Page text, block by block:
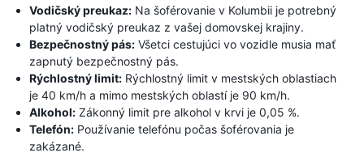
Vodičský preukaz: Na šoférovanie v Kolumbii je potrebný
platný vodičský preukaz z vašej domovskej krajiny.
Bezpečnostný pás: Všetci cestujúci vo vozidle musia mať
zapnutý bezpečnostný pás.
Rýchlostný limit: Rýchlostný limit v mestských oblastiach
je 40 km/h a mimo mestských oblastí je 90 km/h.
Alkohol: Zákonný limit pre alkohol v krvi je 0,05 %.
Telefón: Používanie telefónu počas šoférovania je
zakázané.